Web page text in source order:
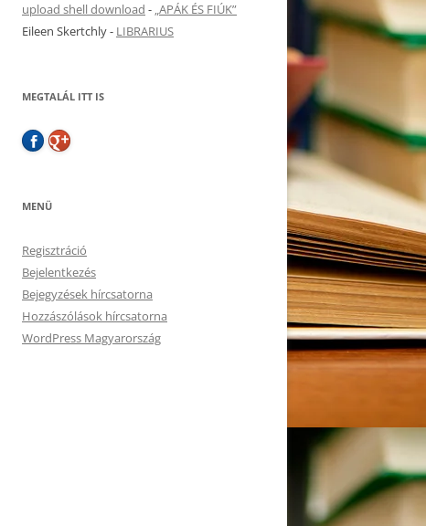
upload shell download - „APÁK ÉS FIÚK”
Eileen Skertchly- LIBRARIUS
MEGTALÁL ITT IS
MENÜ
Regisztráció
Bejelentkezés
Bejegyzések hírcsatorna
Hozzászólások hírcsatorna
WordPress Magyarország